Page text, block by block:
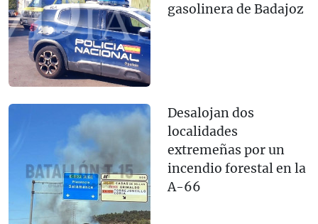
gasolinera de Badajoz
Desalojan dos
localidades
extremeñas por un
incendio forestal en la
A-66